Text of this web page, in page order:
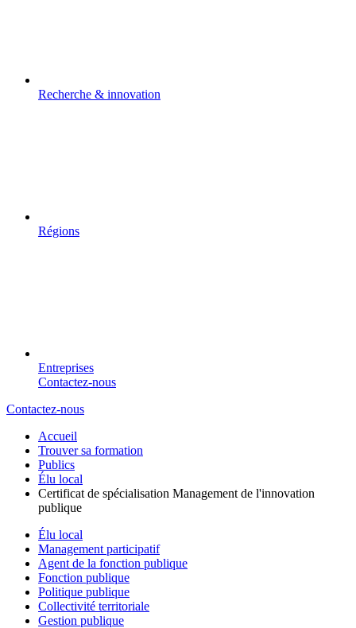
Recherche & innovation
Régions
Entreprises
Contactez-nous
Contactez-nous
Accueil
Trouver sa formation
Publics
Élu local
Certificat de spécialisation Management de l'innovation
publique
Élu local
Management participatif
Agent de la fonction publique
Fonction publique
Politique publique
Collectivité territoriale
Gestion publique